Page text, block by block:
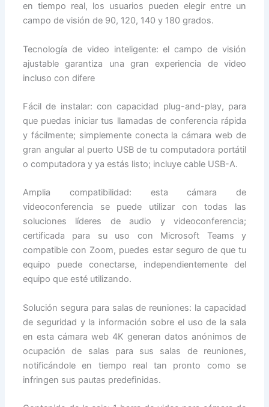
en tiempo real, los usuarios pueden elegir entre un
campo de visión de 90, 120, 140 y 180 grados.
Tecnología de video inteligente: el campo de visión
ajustable garantiza una gran experiencia de video
incluso con difere
Fácil de instalar: con capacidad plug-and-play, para
que puedas iniciar tus llamadas de conferencia rápida
y fácilmente; simplemente conecta la cámara web de
gran angular al puerto USB de tu computadora portátil
o computadora y ya estás listo; incluye cable USB-A.
Amplia compatibilidad: esta cámara de
videoconferencia se puede utilizar con todas las
soluciones líderes de audio y videoconferencia;
certificada para su uso con Microsoft Teams y
compatible con Zoom, puedes estar seguro de que tu
equipo puede conectarse, independientemente del
equipo que esté utilizando.
Solución segura para salas de reuniones: la capacidad
de seguridad y la información sobre el uso de la sala
en esta cámara web 4K generan datos anónimos de
ocupación de salas para sus salas de reuniones,
notificándole en tiempo real tan pronto como se
infringen sus pautas predefinidas.